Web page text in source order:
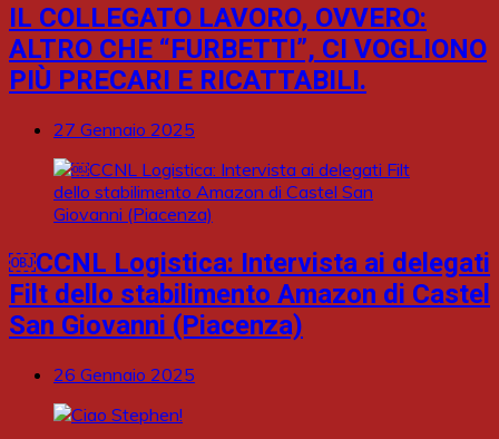
IL COLLEGATO LAVORO, OVVERO:
ALTRO CHE “FURBETTI”, CI VOGLIONO
PIÙ PRECARI E RICATTABILI.
27 Gennaio 2025
￼CCNL Logistica: Intervista ai delegati
Filt dello stabilimento Amazon di Castel
San Giovanni (Piacenza)
26 Gennaio 2025